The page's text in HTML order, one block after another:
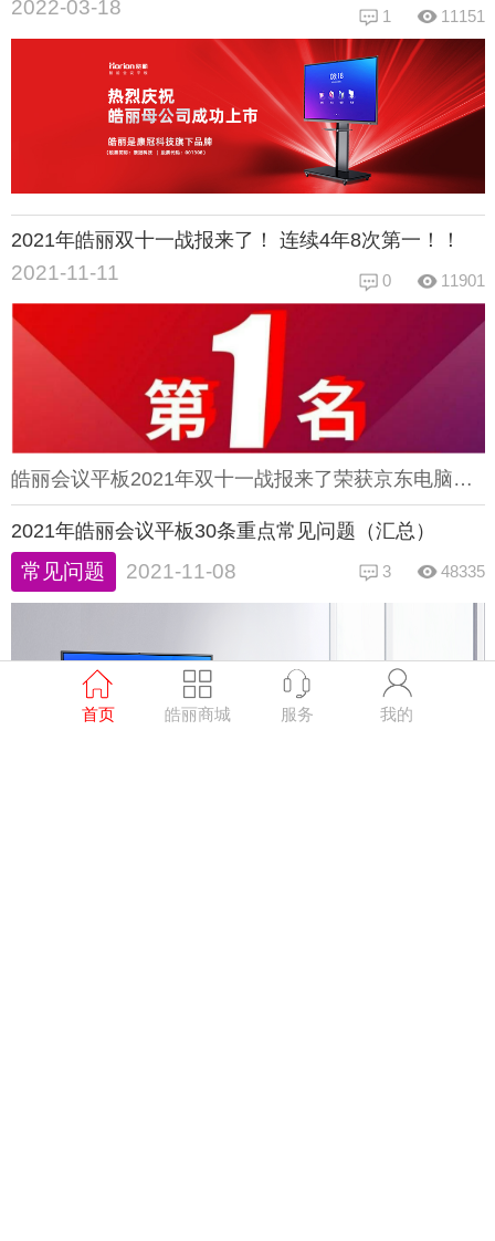
2022-03-18 1 11151
2021年皓丽双十一战报来了！ 连续4年8次第一！！
2021-11-11 0 11901
皓丽会议平板2021年双十一战报来了荣获京东电脑数码日竞速排行榜京东商用显示品牌成交额双冠 狂揽第一这是继11.1开门红之后登顶之后皓丽11.11再夺第一用实力赢得消费者信赖这是皓丽连续4年8次双十一活动夺冠皓丽荣获京东双十一会议商用大屏品牌销售额排行榜第一名皓丽会议平板荣获京东商用显示品牌成交额第一名皓丽会议平板颜值出众，经过360多项严苛测试，质量可靠双十一期间，在皓丽商城还有更多优惠等你来抢购哦！
2021年皓丽会议平板30条重点常见问题（汇总）
常见问题 2021-11-08 3 48335
首页 皓丽商城 服务 我的